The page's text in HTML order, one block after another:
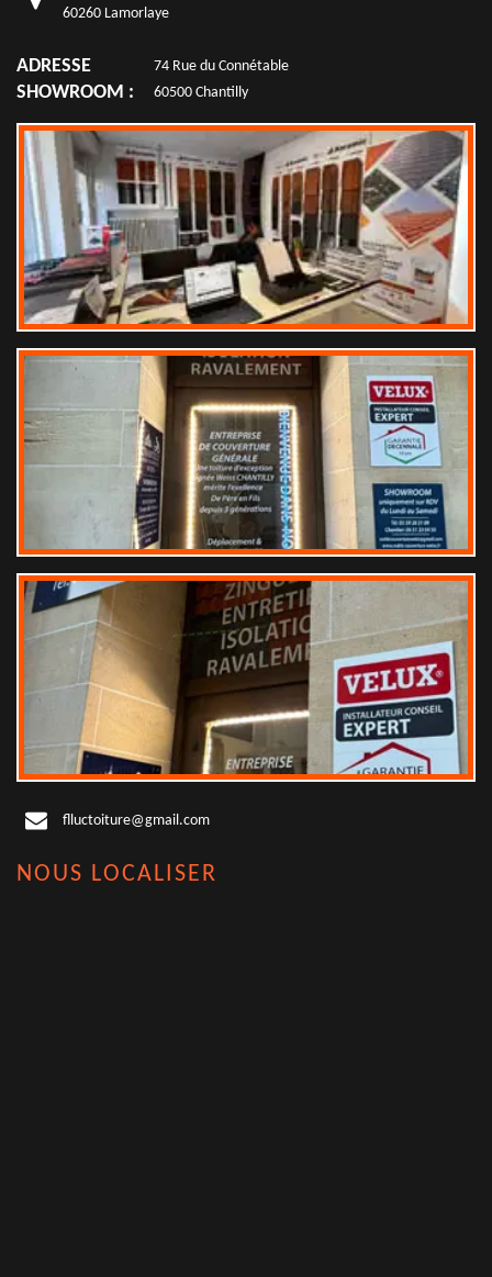
60260 Lamorlaye
ADRESSE
SHOWROOM :
74 Rue du Connétable
60500 Chantilly
flluctoiture@gmail.com
NOUS LOCALISER